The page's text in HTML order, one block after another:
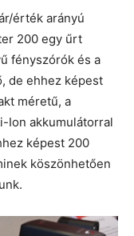
érték arányú
200 egy űrt
fényszórók és a
de ehhez képest
méretű, a
Ion akkumulátorral
képest 200
köszönhetően